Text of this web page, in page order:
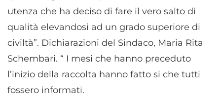
utenza che ha deciso di fare il vero salto di
qualità elevandosi ad un grado superiore di
civiltà”. Dichiarazioni del Sindaco, Maria Rita
Schembari. “ I mesi che hanno preceduto
l’inizio della raccolta hanno fatto si che tutti
fossero informati.